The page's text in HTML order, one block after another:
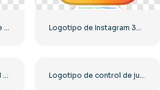
Logotipo del restaurante Greek Village Cafe – Descarga PNG gratuita Logotipo de Instagram 3D degradado redondeado
Logotipo Azul Horizontal De Facebook Logotipo de control de juegos azul: descarga la imagen PNG gratis